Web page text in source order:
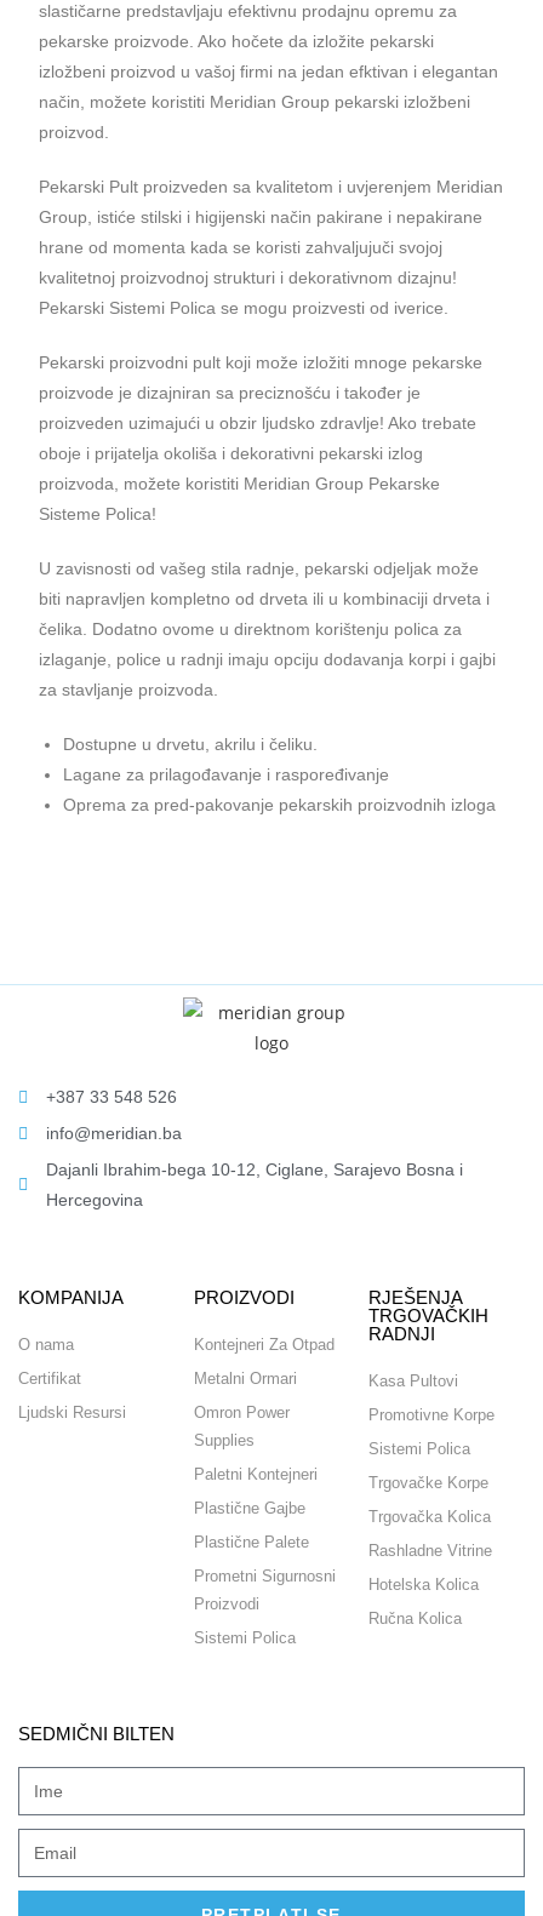
slastičarne predstavljaju efektivnu prodajnu opremu za
pekarske proizvode. Ako hočete da izložite pekarski
izložbeni proizvod u vašoj firmi na jedan efktivan i elegantan
način, možete koristiti Meridian Group pekarski izložbeni
proizvod.
Pekarski Pult proizveden sa kvalitetom i uvjerenjem Meridian
Group, istiće stilski i higijenski način pakirane i nepakirane
hrane od momenta kada se koristi zahvaljujuči svojoj
kvalitetnoj proizvodnoj strukturi i dekorativnom dizajnu!
Pekarski Sistemi Polica se mogu proizvesti od iverice.
Pekarski proizvodni pult koji može izložiti mnoge pekarske
proizvode je dizajniran sa preciznošću i također je
proizveden uzimajući u obzir ljudsko zdravlje! Ako trebate
oboje i prijatelja okoliša i dekorativni pekarski izlog
proizvoda, možete koristiti Meridian Group Pekarske
Sisteme Polica!
U zavisnosti od vašeg stila radnje, pekarski odjeljak može
biti napravljen kompletno od drveta ili u kombinaciji drveta i
čelika. Dodatno ovome u direktnom korištenju polica za
izlaganje, police u radnji imaju opciju dodavanja korpi i gajbi
za stavljanje proizvoda.
Dostupne u drvetu, akrilu i čeliku.
Lagane za prilagođavanje i raspoređivanje
Oprema za pred-pakovanje pekarskih proizvodnih izloga
+387 33 548 526
info@meridian.ba
Dajanli Ibrahim-bega 10-12, Ciglane, Sarajevo Bosna i
Hercegovina​
KOMPANIJA
O nama
Certifikat
Ljudski Resursi
PROIZVODI
Kontejneri Za Otpad
Metalni Ormari
Omron Power
Supplies
Paletni Kontejneri
Plastične Gajbe
Plastične Palete
Prometni Sigurnosni
Proizvodi
Sistemi Polica
RJEŠENJA
TRGOVAČKIH
RADNJI
Kasa Pultovi
Promotivne Korpe
Sistemi Polica
Trgovačke Korpe
Trgovačka Kolica
Rashladne Vitrine
Hotelska Kolica
Ručna Kolica
SEDMIČNI BILTEN